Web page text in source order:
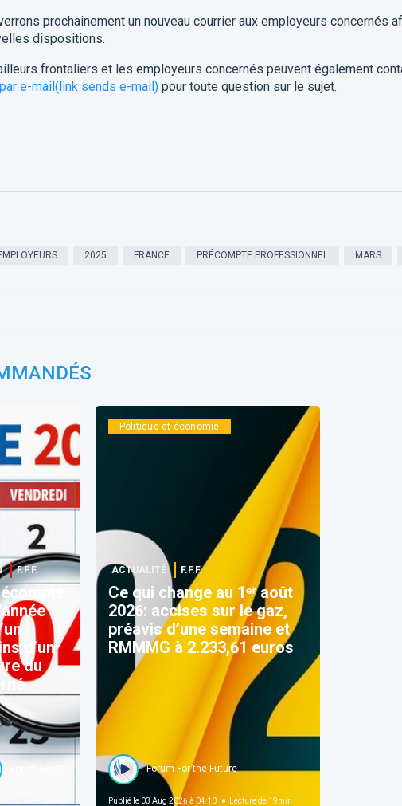
prochainement un nouveau courrier aux employeurs concernés
dispositions.
frontaliers et les employeurs concernés peuvent également
par e-mail(link sends e-mail) pour toute question sur le sujet.
2025 FRANCE PRÉCOMPTE PROFESSIONNEL MARS
F.F.F.
d’un
du
Forum For the Future
de
Politique et économie
ACTUALITÉ F.F.F.
Ce qui change au 1ᵉʳ août
2026: accises sur le gaz,
préavis d’une semaine et
RMMMG à 2.233,61 euros
Forum For the Future
Publié le03 Aug 2026 à 04:10 Lecture de 19min